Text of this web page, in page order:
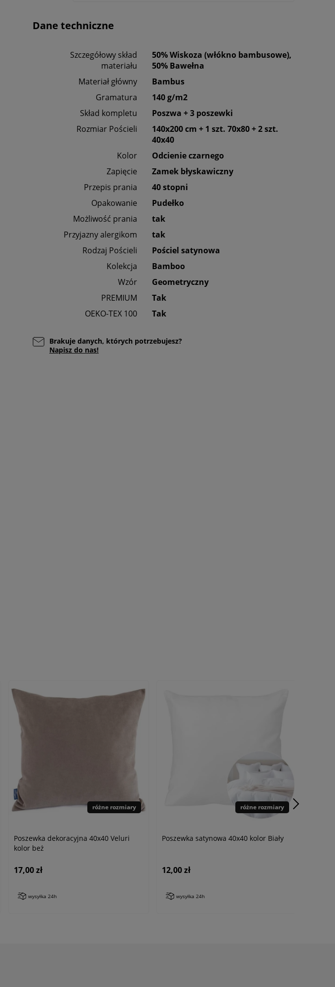
Dane techniczne
Szczegółowy skład
materiału
50% Wiskoza (włókno bambusowe),
50% Bawełna
Materiał główny
Bambus
Gramatura
140 g/m2
Skład kompletu
Poszwa + 3 poszewki
Rozmiar Pościeli
140x200 cm + 1 szt. 70x80 + 2 szt.
40x40
Kolor
Odcienie czarnego
Zapięcie
Zamek błyskawiczny
Przepis prania
40 stopni
Opakowanie
Pudełko
Możliwość prania
tak
Przyjazny alergikom
tak
Rodzaj Pościeli
Pościel satynowa
Kolekcja
Bamboo
Wzór
Geometryczny
PREMIUM
Tak
OEKO-TEX 100
Tak
Brakuje danych, których potrzebujesz?
Napisz do nas!
różne rozmiary
Poszewka dekoracyjna 40x40 Veluri
kolor beż
17,00 zł
wysyłka 24h
różne rozmiary
Poszewka satynowa 40x40 kolor Biały
12,00 zł
wysyłka 24h